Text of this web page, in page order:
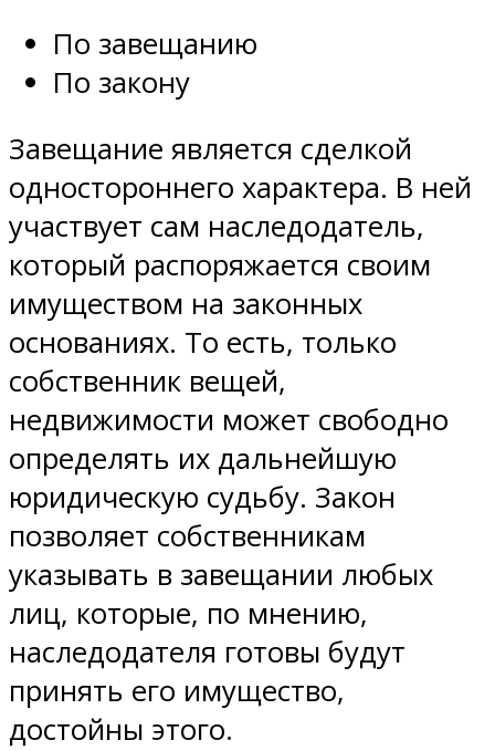
По завещанию
По закону
Завещание является сделкой
одностороннего характера. В ней
участвует сам наследодатель,
который распоряжается своим
имуществом на законных
основаниях. То есть, только
собственник вещей,
недвижимости может свободно
определять их дальнейшую
юридическую судьбу. Закон
позволяет собственникам
указывать в завещании любых
лиц, которые, по мнению,
наследодателя готовы будут
принять его имущество,
достойны этого.